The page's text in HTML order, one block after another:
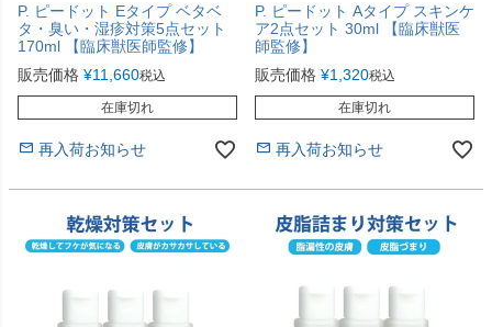
P. ピードット Eタイプ ベタベ
タ・臭い・湿疹対策5点セット
170ml 【臨床獣医師監修】
販売価格 ¥11,660税込
在庫切れ
再入荷お知らせ
P. ピードット Aタイプ スキンケ
ア2点セット 30ml 【臨床獣医
師監修】
販売価格 ¥1,320税込
在庫切れ
再入荷お知らせ